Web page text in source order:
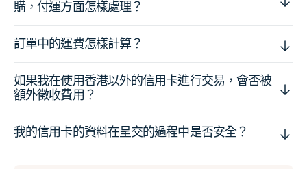
購，付運方面怎樣處理？
訂單中的運費怎樣計算？
如果我在使用香港以外的信用卡進行交易，會否被
額外徵收費用？
我的信用卡的資料在呈交的過程中是否安全？